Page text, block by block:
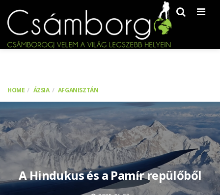
HOME ÁZSIA AFGANISZTÁN
A Hindukus és a Pamír repülőből